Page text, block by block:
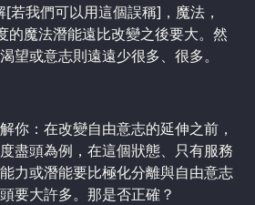
若我們可以用這個誤稱]，魔法，
的魔法潛能遠比改變之後要大。然
望或意志則遠遠少很多、很多。
你：在改變自由意志的延伸之前，
盡頭為例，在這個狀態、只有服務
力或潛能要比極化分離與自由意志
要大許多。那是否正確？